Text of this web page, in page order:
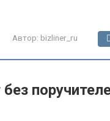
Автор: bizliner_ru